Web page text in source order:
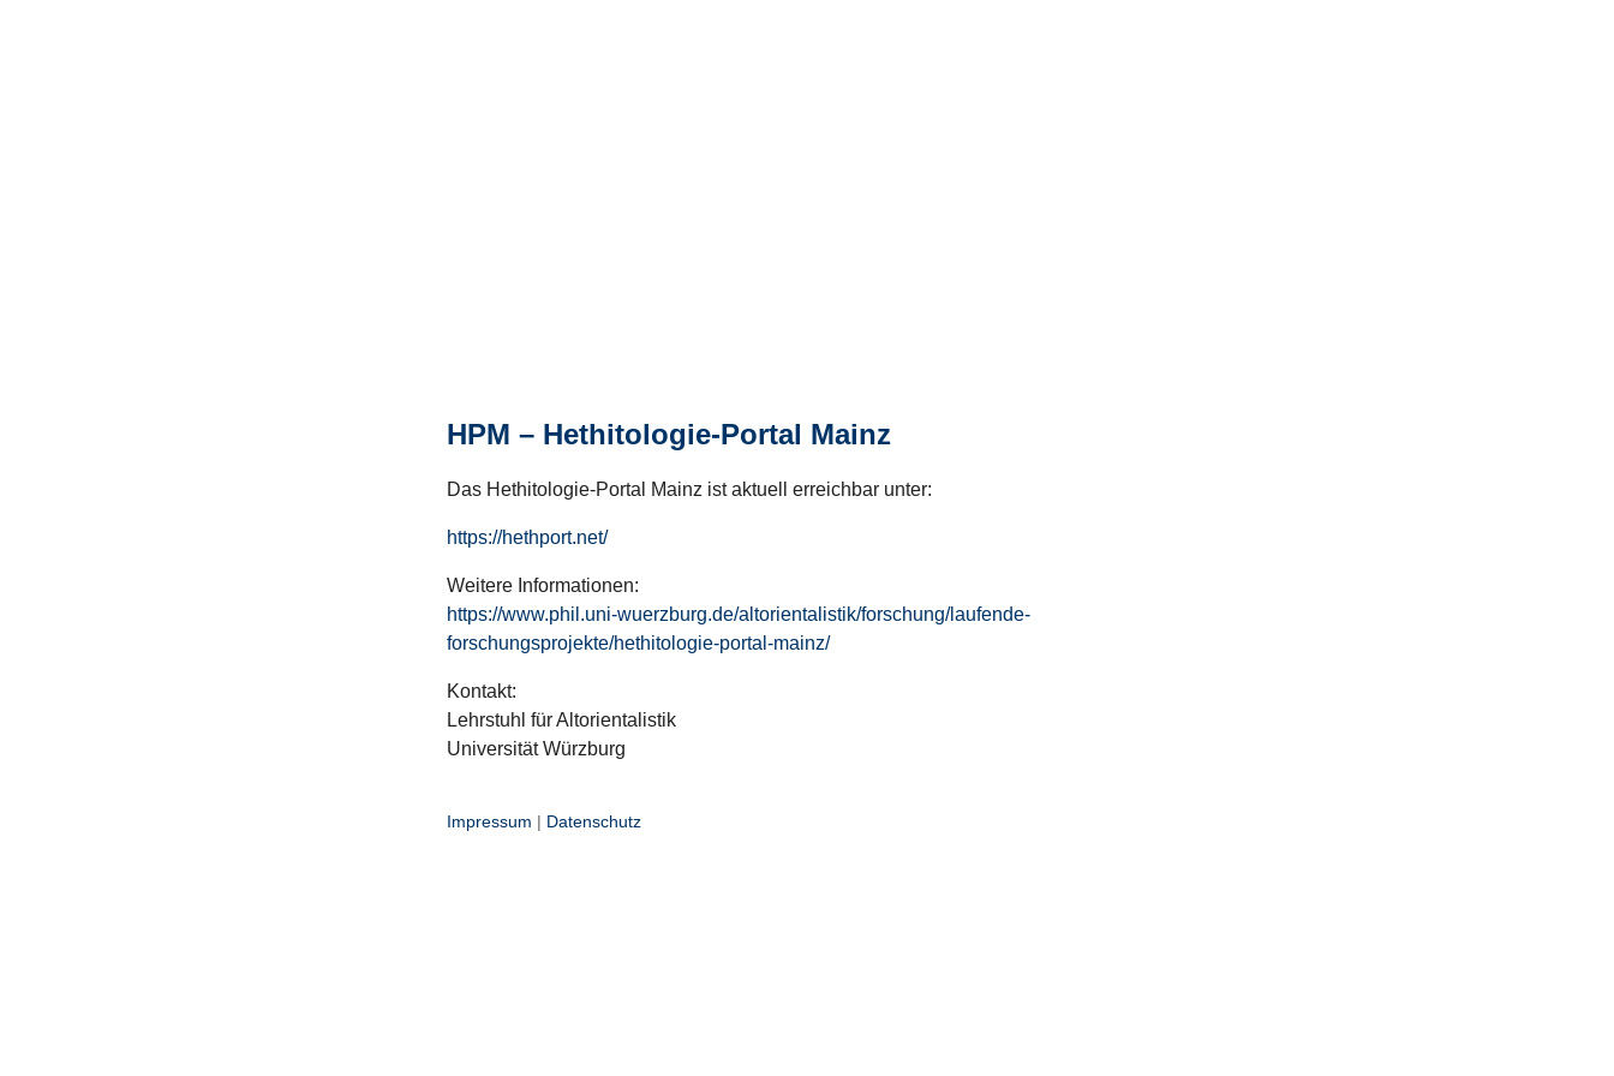
HPM – Hethitologie-Portal Mainz
Das Hethitologie-Portal Mainz ist aktuell erreichbar unter:
https://hethport.net/
Weitere Informationen:
https://www.phil.uni-wuerzburg.de/altorientalistik/forschung/laufende-
forschungsprojekte/hethitologie-portal-mainz/
Kontakt:
Lehrstuhl für Altorientalistik
Universität Würzburg
Impressum | Datenschutz